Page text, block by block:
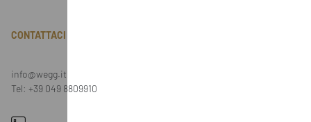
CONTATTACI
info@wegg.it
Tel: +39 049 8809910